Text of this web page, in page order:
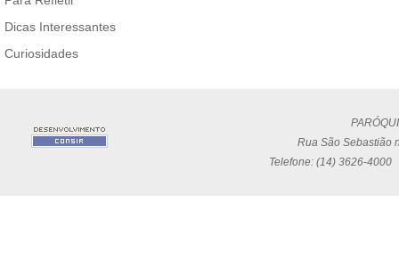
Dicas Interessantes
Curiosidades
Rua São Sebastião
Telefone: (14) 3626-